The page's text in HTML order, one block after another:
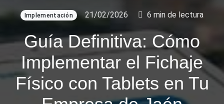
Implementación 21/02/2026 6 min de lectura
Guía Definitiva: Cómo
Implementar el Fichaje
Físico con Tablets en Tu